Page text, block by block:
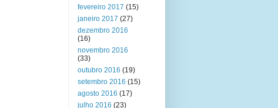
fevereiro 2017 (15)
janeiro 2017 (27)
dezembro 2016
(16)
novembro 2016
(33)
outubro 2016 (19)
setembro 2016 (15)
agosto 2016 (17)
julho 2016 (23)